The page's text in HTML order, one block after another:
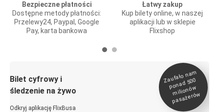
Bezpieczne płatności
Dostępne metody płatności:
Przelewy24, Paypal, Google
Pay, karta bankowa
Łatwy zakup
Kup bilety online, w naszej
aplikacji lub w sklepie
Flixshop
Bilet cyfrowy i
śledzenie na żywo
Odkryj aplikację FlixBusa
Zaufało na
m
ponad 500
milionó
w
pasażeró
w